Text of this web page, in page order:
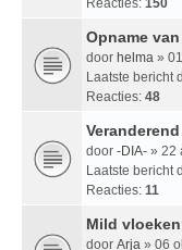
Opname
door helma »
Laatste bericht
Reacties: 48
door -DIA- » 22
Laatste bericht
Reacties: 11
Mild
door Arja » 06